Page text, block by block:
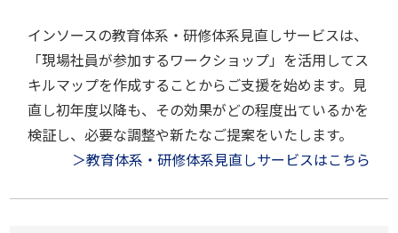
インソースの教育体系・研修体系見直しサービスは、
「現場社員が参加するワークショップ」を活用してス
キルマップを作成することからご支援を始めます。見
直し初年度以降も、その効果がどの程度出ているかを
検証し、必要な調整や新たなご提案をいたします。
＞教育体系・研修体系見直しサービスはこちら